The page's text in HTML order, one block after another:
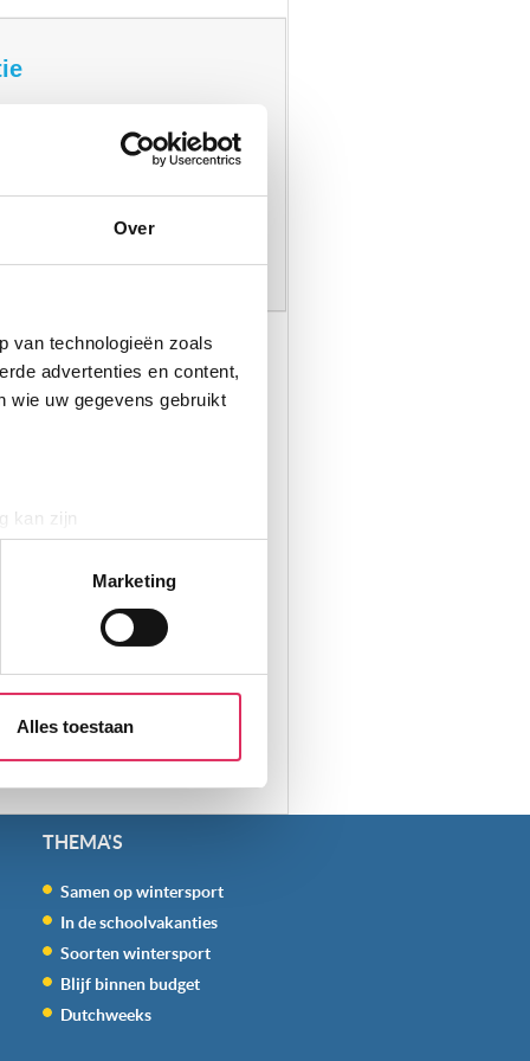
Over
van technologieën zoals
advertenties en content,
wie uw gegevens gebruikt
kan zijn
detailgedeeltein. U kunt uw
jouw gebruik van onze site
kunnen deze gegevens
Marketing
Alles toestaan
chalet te selecteren in de tabel bij
THEMA'S
Samen op wintersport
In de schoolvakanties
Soorten wintersport
Blijf binnen budget
Dutchweeks